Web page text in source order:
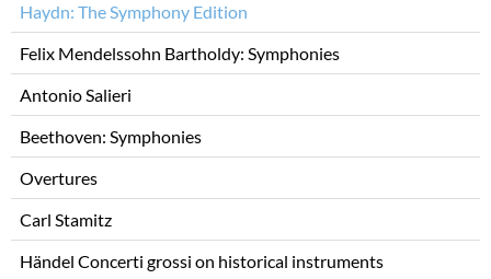
Haydn: The Symphony Edition
Felix Mendelssohn Bartholdy: Symphonies
Antonio Salieri
Beethoven: Symphonies
Overtures
Carl Stamitz
Händel Concerti grossi on historical instruments